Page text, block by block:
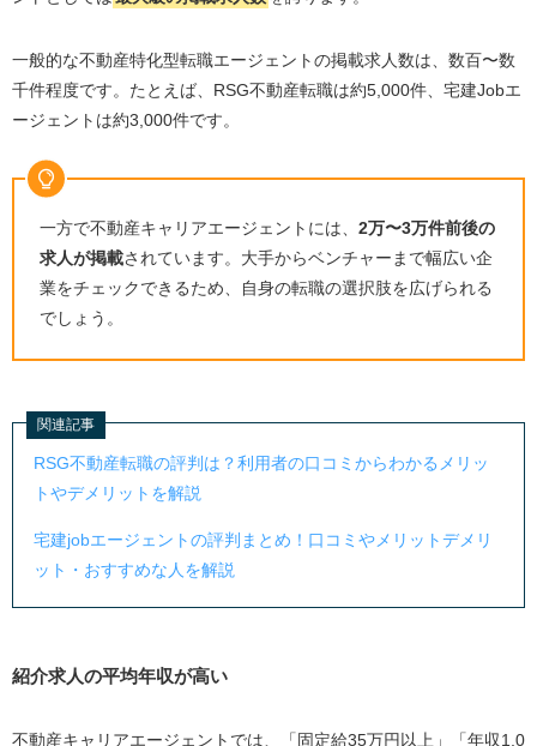
一般的な不動産特化型転職エージェントの掲載求人数は、数百〜数
千件程度です。たとえば、RSG不動産転職は約5,000件、宅建Jobエ
ージェントは約3,000件です。
一方で不動産キャリアエージェントには、 2万〜3万件前後の
求人が掲載されています。大手からベンチャーまで幅広い企
業をチェックできるため、自身の転職の選択肢を広げられる
でしょう。
関連記事
RSG不動産転職の評判は？利用者の口コミからわかるメリッ
トやデメリットを解説
宅建jobエージェントの評判まとめ！口コミやメリットデメリ
ット・おすすめな人を解説
紹介求人の平均年収が高い
不動産キャリアエージェントでは、「固定給35万円以上」「年収1,0